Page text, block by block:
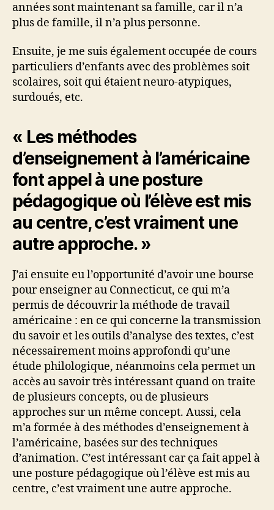
années sont maintenant sa famille, car il n’a
plus de famille, il n’a plus personne.
Ensuite, je me suis également occupée de cours
particuliers d’enfants avec des problèmes soit
scolaires, soit qui étaient neuro-atypiques,
surdoués, etc.
« Les méthodes
d’enseignement à l’américaine
font appel à une posture
pédagogique où l’élève est mis
au centre, c’est vraiment une
autre approche. »
J’ai ensuite eu l’opportunité d’avoir une bourse
pour enseigner au Connecticut, ce qui m’a
permis de découvrir la méthode de travail
américaine : en ce qui concerne la transmission
du savoir et les outils d’analyse des textes, c’est
nécessairement moins approfondi qu’une
étude philologique, néanmoins cela permet un
accès au savoir très intéressant quand on traite
de plusieurs concepts, ou de plusieurs
approches sur un même concept. Aussi, cela
m’a formée à des méthodes d’enseignement à
l’américaine, basées sur des techniques
d’animation. C’est intéressant car ça fait appel à
une posture pédagogique où l’élève est mis au
centre, c’est vraiment une autre approche.